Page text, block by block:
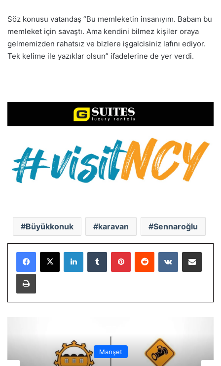
Söz konusu vatandaş “Bu memleketin insanıyım. Babam bu
memleket için savaştı. Ama kendini bilmez kişiler oraya
gelmemizden rahatsız ve bizlere işgalcisiniz lafını ediyor.
Tek kelime ile yazıklar olsun” ifadelerine de yer verdi.
Büyükkonuk karavan Sennaroğlu
LinkedInTumblr PinterestReddit VKontakteE-Posta ile paylaş
Yazdır
Manşet